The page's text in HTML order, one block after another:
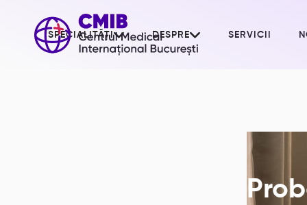
SPECIALITĂȚI DESPRE SERVICII